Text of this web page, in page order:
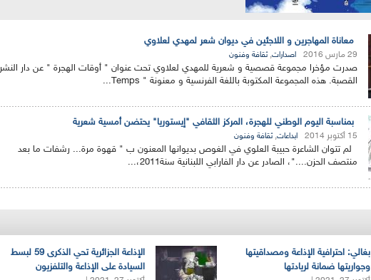
معاناة المهاجرين و اللاجئين في ديوان شعر لمهدي لعلاوي
29 مارس 2016 اصدارات,ثقافة وفنون
صدرت مؤخرا مجموعة قصصية و شعرية للمهدي لعلاوي تحت عنوان " أوقات الهجرة " عن دار النشر
القصبة. هذه المجموعة المكتوبة باللغة الفرنسية و معنونة " Temps...
بمناسبة اليوم الوطني للهجرة، المركز الثقافي "إيستوريا" يحتضن أمسية شعرية
15 أكتوبر 2014 ابداعات,ثقافة وفنون
لم تتوان الشاعرة حبيبة العلوي في الغوص بديوانها المعنون ب " قهوة مرة... رشفات ما بعد
منتصف الحزن...."، الصادر عن دار الفارابي اللبنانية سنة2011،...
الإذاعة الجزائرية تحي الذكرى 59 لبسط
السيادة على الإذاعة والتلفزيون
بغالي: احترافية الإذاعة ومصداقيتها
وجواريتها ضمانة لريادتها